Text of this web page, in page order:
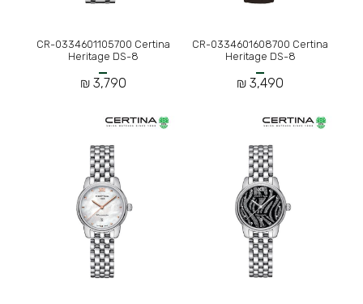
CR-0334601608700 Certina
Heritage DS-8
3,490 ₪
CR-0334601105700 Certina
Heritage DS-8
3,790 ₪